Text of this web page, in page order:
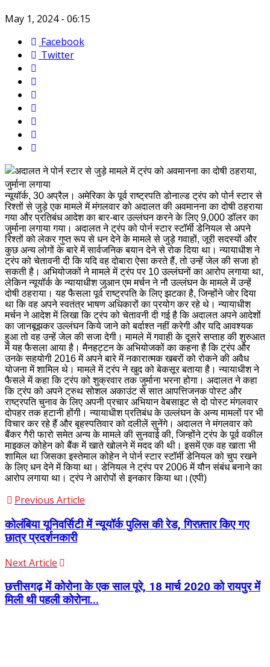
May 1, 2024 - 06:15
Facebook
Twitter
न्यूयॉर्क, 30 अप्रैल। अमेरिका के पूर्व राष्ट्रपति डोनाल्ड ट्रंप को पोर्न स्टार से
रिश्तों से जुड़े एक मामले में मंगलवार को अदालत की अवमानना का दोषी ठहराया
गया और प्रतिबंध आदेश का बार-बार उल्लंघन करने के लिए 9,000 डॉलर का
जुर्माना लगाया गया। अदालत ने ट्रंप को पोर्न स्टार स्टॉर्मी डेनियल से अपने
रिश्तों को लेकर गुप्त रूप से धन देने के मामले से जुड़े गवाहों, जूरी सदस्यों और
कुछ अन्य लोगों के बारे में सार्वजनिक बयान देने से रोक दिया था। न्यायाधीश ने
ट्रंप को चेतावनी दी कि यदि वह दोबारा ऐसा करते हैं, तो उन्हें जेल की सजा हो
सकती है। अभियोजकों ने मामले में ट्रंप पर 10 उल्लंघनों का आरोप लगाया था,
लेकिन न्यूयॉर्क के न्यायाधीश जुआन एम मर्चन ने नौ उल्लंघन के मामले में उन्हें
दोषी ठहराया। यह फैसला पूर्व राष्ट्रपति के लिए झटका है, जिन्होंने जोर दिया
था कि वह अपने स्वतंत्र भाषण अधिकारों का प्रयोग कर रहे थे। न्यायाधीश
मर्चन ने आदेश में लिखा कि ट्रंप को चेतावनी दी गई है कि अदालत अपने आदेशों
का जानबूझकर उल्लंघन किये जाने को बर्दाश्त नहीं करेगी और यदि आवश्यक
हुआ तो वह उन्हें जेल की सजा देगी। मामले में गवाही के दूसरे सप्ताह की शुरुआत
में यह फैसला आया है। मैनहट्टन के अभियोजकों का कहना है कि ट्रंप और
उनके सहयोगी 2016 में अपने बारे में नकारात्मक खबरों को रोकने की अवैध
योजना में शामिल थे। मामले में ट्रंप ने खुद को बेकसूर बताया है। न्यायाधीश ने
फैसले में कहा कि ट्रंप को शुक्रवार तक जुर्माना भरना होगा। अदालत ने कहा
कि ट्रंप को अपने ट्रुथ सोशल अकाउंट से सात आपत्तिजनक पोस्ट और
राष्ट्रपति चुनाव के लिए अपनी प्रचार अभियान वेबसाइट से दो पोस्ट मंगलवार
दोपहर तक हटानी होंगी। न्यायाधीश प्रतिबंध के उल्लंघन के अन्य मामलों पर भी
विचार कर रहे हैं और बृहस्पतिवार को दलीलें सुनेंगे। अदालत ने मंगलवार को
बैंकर गैरी फारो समेत अन्य के मामले की सुनवाई की, जिन्होंने ट्रंप के पूर्व वकील
माइकल कोहेन को बैंक में खाते खोलने में मदद की थी। इसमें एक वह खाता भी
शामिल था जिसका इस्तेमाल कोहेन ने पोर्न स्टार स्टॉर्मी डेनियल को चुप रखने
के लिए धन देने में किया था। डेनियल ने ट्रंप पर 2006 में यौन संबंध बनाने का
आरोप लगाया था। ट्रंप ने आरोपों से इनकार किया था।(एपी)
Previous Article
कोलंबिया यूनिवर्सिटी में न्यूयॉर्क पुलिस की रेड, गिरफ़्तार किए गए
छात्र प्रदर्शनकारी
Next Article
छत्तीसगढ़ में कोरोना के एक साल पूरे, 18 मार्च 2020 को रायपुर में
मिली थी पहली कोरोना...